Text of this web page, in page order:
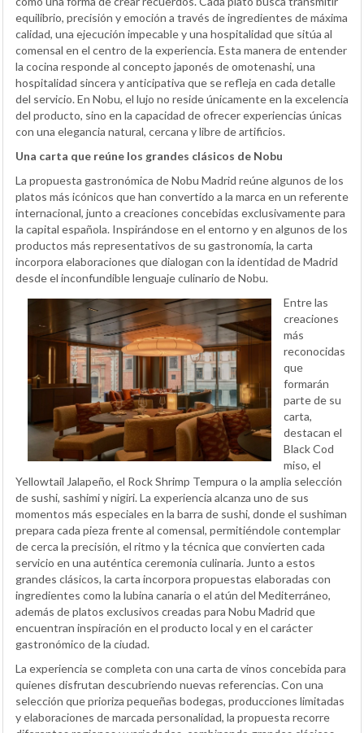
equilibrio, precisión y emoción a través de ingredientes de máxima
calidad, una ejecución impecable y una hospitalidad que sitúa al
comensal en el centro de la experiencia. Esta manera de entender
la cocina responde al concepto japonés de omotenashi, una
hospitalidad sincera y anticipativa que se refleja en cada detalle
del servicio. En Nobu, el lujo no reside únicamente en la excelencia
del producto, sino en la capacidad de ofrecer experiencias únicas
con una elegancia natural, cercana y libre de artificios.
Una carta que reúne los grandes clásicos de Nobu
La propuesta gastronómica de Nobu Madrid reúne algunos de los
platos más icónicos que han convertido a la marca en un referente
internacional, junto a creaciones concebidas exclusivamente para
la capital española. Inspirándose en el entorno y en algunos de los
productos más representativos de su gastronomía, la carta
incorpora elaboraciones que dialogan con la identidad de Madrid
desde el inconfundible lenguaje culinario de Nobu.
Entre las
creaciones
más
reconocidas
que
formarán
parte de su
carta,
destacan el
Black Cod
miso, el
Yellowtail Jalapeño, el Rock Shrimp Tempura o la amplia selección
de sushi, sashimi y nigiri. La experiencia alcanza uno de sus
momentos más especiales en la barra de sushi, donde el sushiman
prepara cada pieza frente al comensal, permitiéndole contemplar
de cerca la precisión, el ritmo y la técnica que convierten cada
servicio en una auténtica ceremonia culinaria. Junto a estos
grandes clásicos, la carta incorpora propuestas elaboradas con
ingredientes como la lubina canaria o el atún del Mediterráneo,
además de platos exclusivos creadas para Nobu Madrid que
encuentran inspiración en el producto local y en el carácter
gastronómico de la ciudad.
La experiencia se completa con una carta de vinos concebida para
quienes disfrutan descubriendo nuevas referencias. Con una
selección que prioriza pequeñas bodegas, producciones limitadas
y elaboraciones de marcada personalidad, la propuesta recorre